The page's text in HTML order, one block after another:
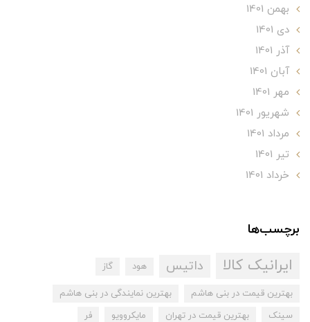
بهمن 1401
دی 1401
آذر 1401
آبان 1401
مهر 1401
شهریور 1401
مرداد 1401
تير 1401
خرداد 1401
برچسب‌ها
ایرانیک کالا داتیس هود گاز
بهترین قیمت در بنی هاشم
بهترین نمایندگی در بنی هاشم
سینک
بهترین قیمت در تهران مایکروویو فر